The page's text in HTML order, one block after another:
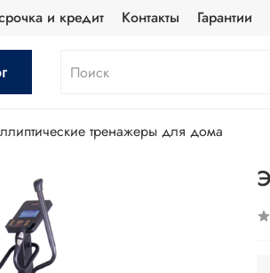
и кредит Контакты Гарантии
тренажеры для дома